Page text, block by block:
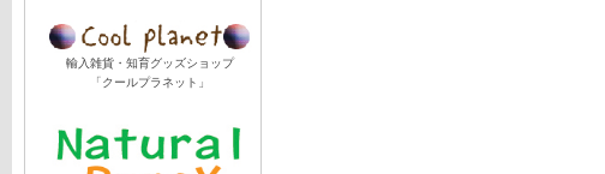
輸入雑貨・知育グッズショップ
「クールプラネット」